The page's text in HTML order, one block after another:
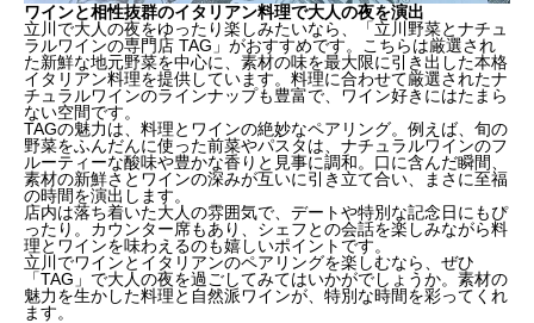
ワインと相性抜群のイタリアン料理で大人の夜を演出
立川で大人の夜をゆったり楽しみたいなら、「立川野菜とナチュ
ラルワインの専門店 TAG」がおすすめです。こちらは厳選され
た新鮮な地元野菜を中心に、素材の味を最大限に引き出した本格
イタリアン料理を提供しています。料理に合わせて厳選されたナ
チュラルワインのラインナップも豊富で、ワイン好きにはたまら
ない空間です。
TAGの魅力は、料理とワインの絶妙なペアリング。例えば、旬の
野菜をふんだんに使った前菜やパスタは、ナチュラルワインのフ
ルーティーな酸味や豊かな香りと見事に調和。口に含んだ瞬間、
素材の新鮮さとワインの深みが互いに引き立て合い、まさに至福
の時間を演出します。
店内は落ち着いた大人の雰囲気で、デートや特別な記念日にもぴ
ったり。カウンター席もあり、シェフとの会話を楽しみながら料
理とワインを味わえるのも嬉しいポイントです。
立川でワインとイタリアンのペアリングを楽しむなら、ぜひ
「TAG」で大人の夜を過ごしてみてはいかがでしょうか。素材の
魅力を生かした料理と自然派ワインが、特別な時間を彩ってくれ
ます。